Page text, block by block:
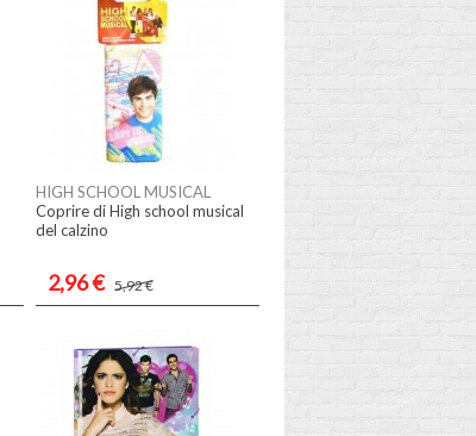
HIGH SCHOOL MUSICAL
Coprire di High school musical
del calzino
2,96 € 5,92 €